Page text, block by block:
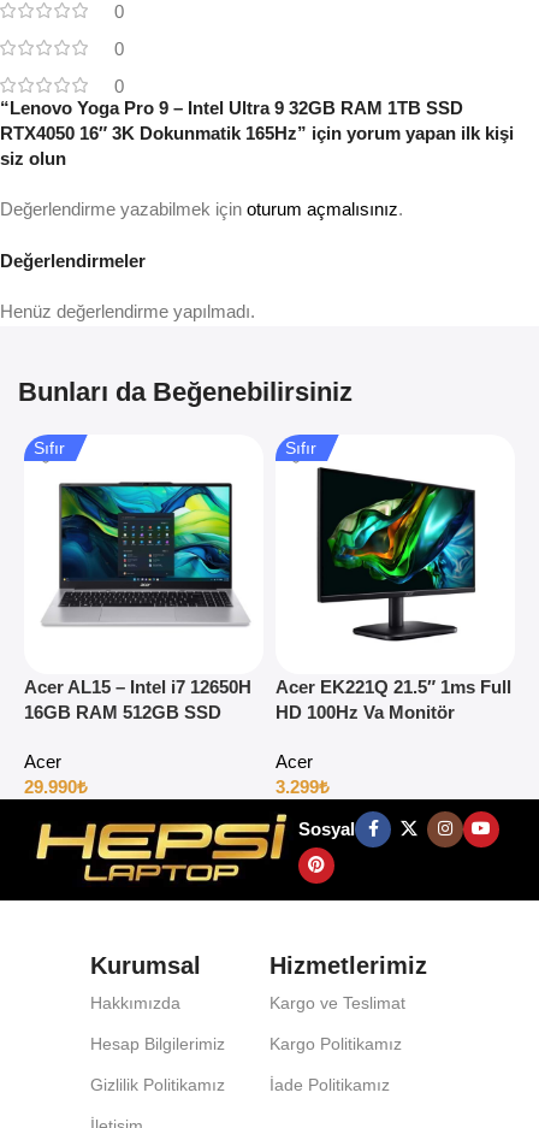
0
0
0
Değerlendirmeler
Henüz değerlendirme yapılmadı.
“Lenovo Yoga Pro 9 – Intel Ultra 9 32GB RAM 1TB SSD
RTX4050 16″ 3K Dokunmatik 165Hz” için yorum yapan ilk kişi
siz olun
Değerlendirme yazabilmek için oturum açmalısınız.
Bunları da Beğenebilirsiniz
Sıfır
Acer AL15 – Intel i7 12650H
16GB RAM 512GB SSD
Acer
29.990₺
Sıfır
Acer EK221Q 21.5″ 1ms Full
HD 100Hz Va Monitör
Acer
3.299₺
Sosyal
Kurumsal
Hakkımızda
Hesap Bilgilerimiz
Gizlilik Politikamız
Hizmetlerimiz
Kargo ve Teslimat
Kargo Politikamız
İade Politikamız